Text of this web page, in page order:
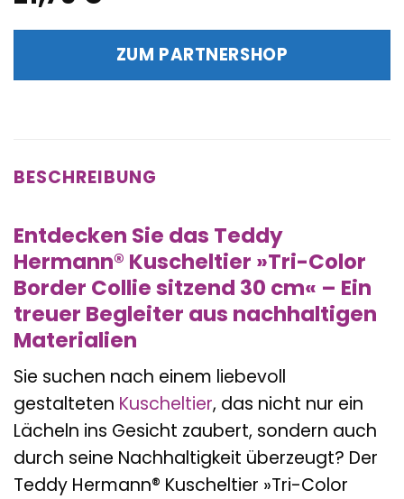
ZUM PARTNERSHOP
BESCHREIBUNG
Entdecken Sie das Teddy
Hermann® Kuscheltier »Tri-Color
Border Collie sitzend 30 cm« – Ein
treuer Begleiter aus nachhaltigen
Materialien
Sie suchen nach einem liebevoll
gestalteten Kuscheltier, das nicht nur ein
Lächeln ins Gesicht zaubert, sondern auch
durch seine Nachhaltigkeit überzeugt? Der
Teddy Hermann® Kuscheltier »Tri-Color